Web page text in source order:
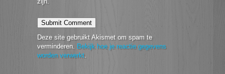
Deze site gebruikt Akismet om spam te
verminderen. Bekijk hoe je reactie gegevens
worden verwerkt.